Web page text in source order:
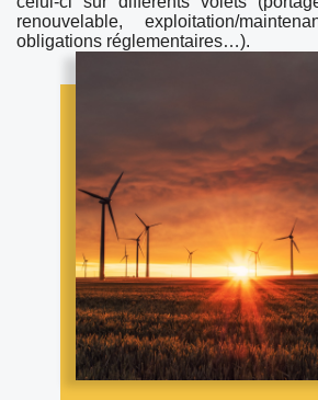
renouvelable, exploitation/
obligations réglementaires…).